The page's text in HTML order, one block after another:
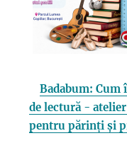
Badabum: Cum
de lectură -
pentru părinți și